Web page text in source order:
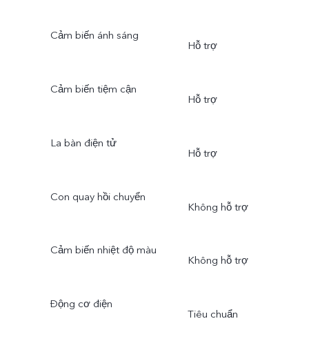
Cảm biến ánh sáng
Hỗ trợ
Cảm biến tiệm cận
Hỗ trợ
La bàn điện tử
Hỗ trợ
Con quay hồi chuyển
Không hỗ trợ
Cảm biến nhiệt độ màu
Không hỗ trợ
Động cơ điện
Tiêu chuẩn